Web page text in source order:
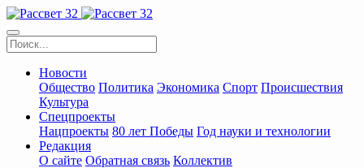
Новости
Общество Политика Экономика Спорт Происшествия
Культура
Спецпроекты
Нацпроекты 80 лет Победы Год науки и технологии
Редакция
О сайте Обратная связь Коллектив